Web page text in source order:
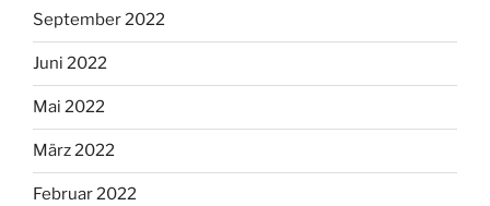
September 2022
Juni 2022
Mai 2022
März 2022
Februar 2022